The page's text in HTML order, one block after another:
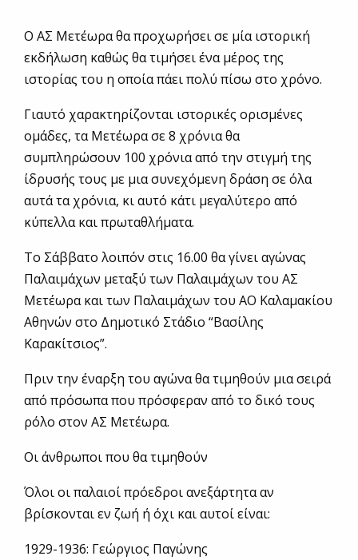
Ο ΑΣ Μετέωρα θα προχωρήσει σε μία ιστορική
εκδήλωση καθώς θα τιμήσει ένα μέρος της
ιστορίας του η οποία πάει πολύ πίσω στο χρόνο.
Γιαυτό χαρακτηρίζονται ιστορικές ορισμένες
ομάδες, τα Μετέωρα σε 8 χρόνια θα
συμπληρώσουν 100 χρόνια από την στιγμή της
ίδρυσής τους με μια συνεχόμενη δράση σε όλα
αυτά τα χρόνια, κι αυτό κάτι μεγαλύτερο από
κύπελλα και πρωταθλήματα.
Το Σάββατο λοιπόν στις 16.00 θα γίνει αγώνας
Παλαιμάχων μεταξύ των Παλαιμάχων του ΑΣ
Μετέωρα και των Παλαιμάχων του ΑΟ Καλαμακίου
Αθηνών στο Δημοτικό Στάδιο “Βασίλης
Καρακίτσιος”.
Πριν την έναρξη του αγώνα θα τιμηθούν μια σειρά
από πρόσωπα που πρόσφεραν από το δικό τους
ρόλο στον ΑΣ Μετέωρα.
Οι άνθρωποι που θα τιμηθούν
Όλοι οι παλαιοί πρόεδροι ανεξάρτητα αν
βρίσκονται εν ζωή ή όχι και αυτοί είναι:
1929-1936: Γεώργιος Παγώνης